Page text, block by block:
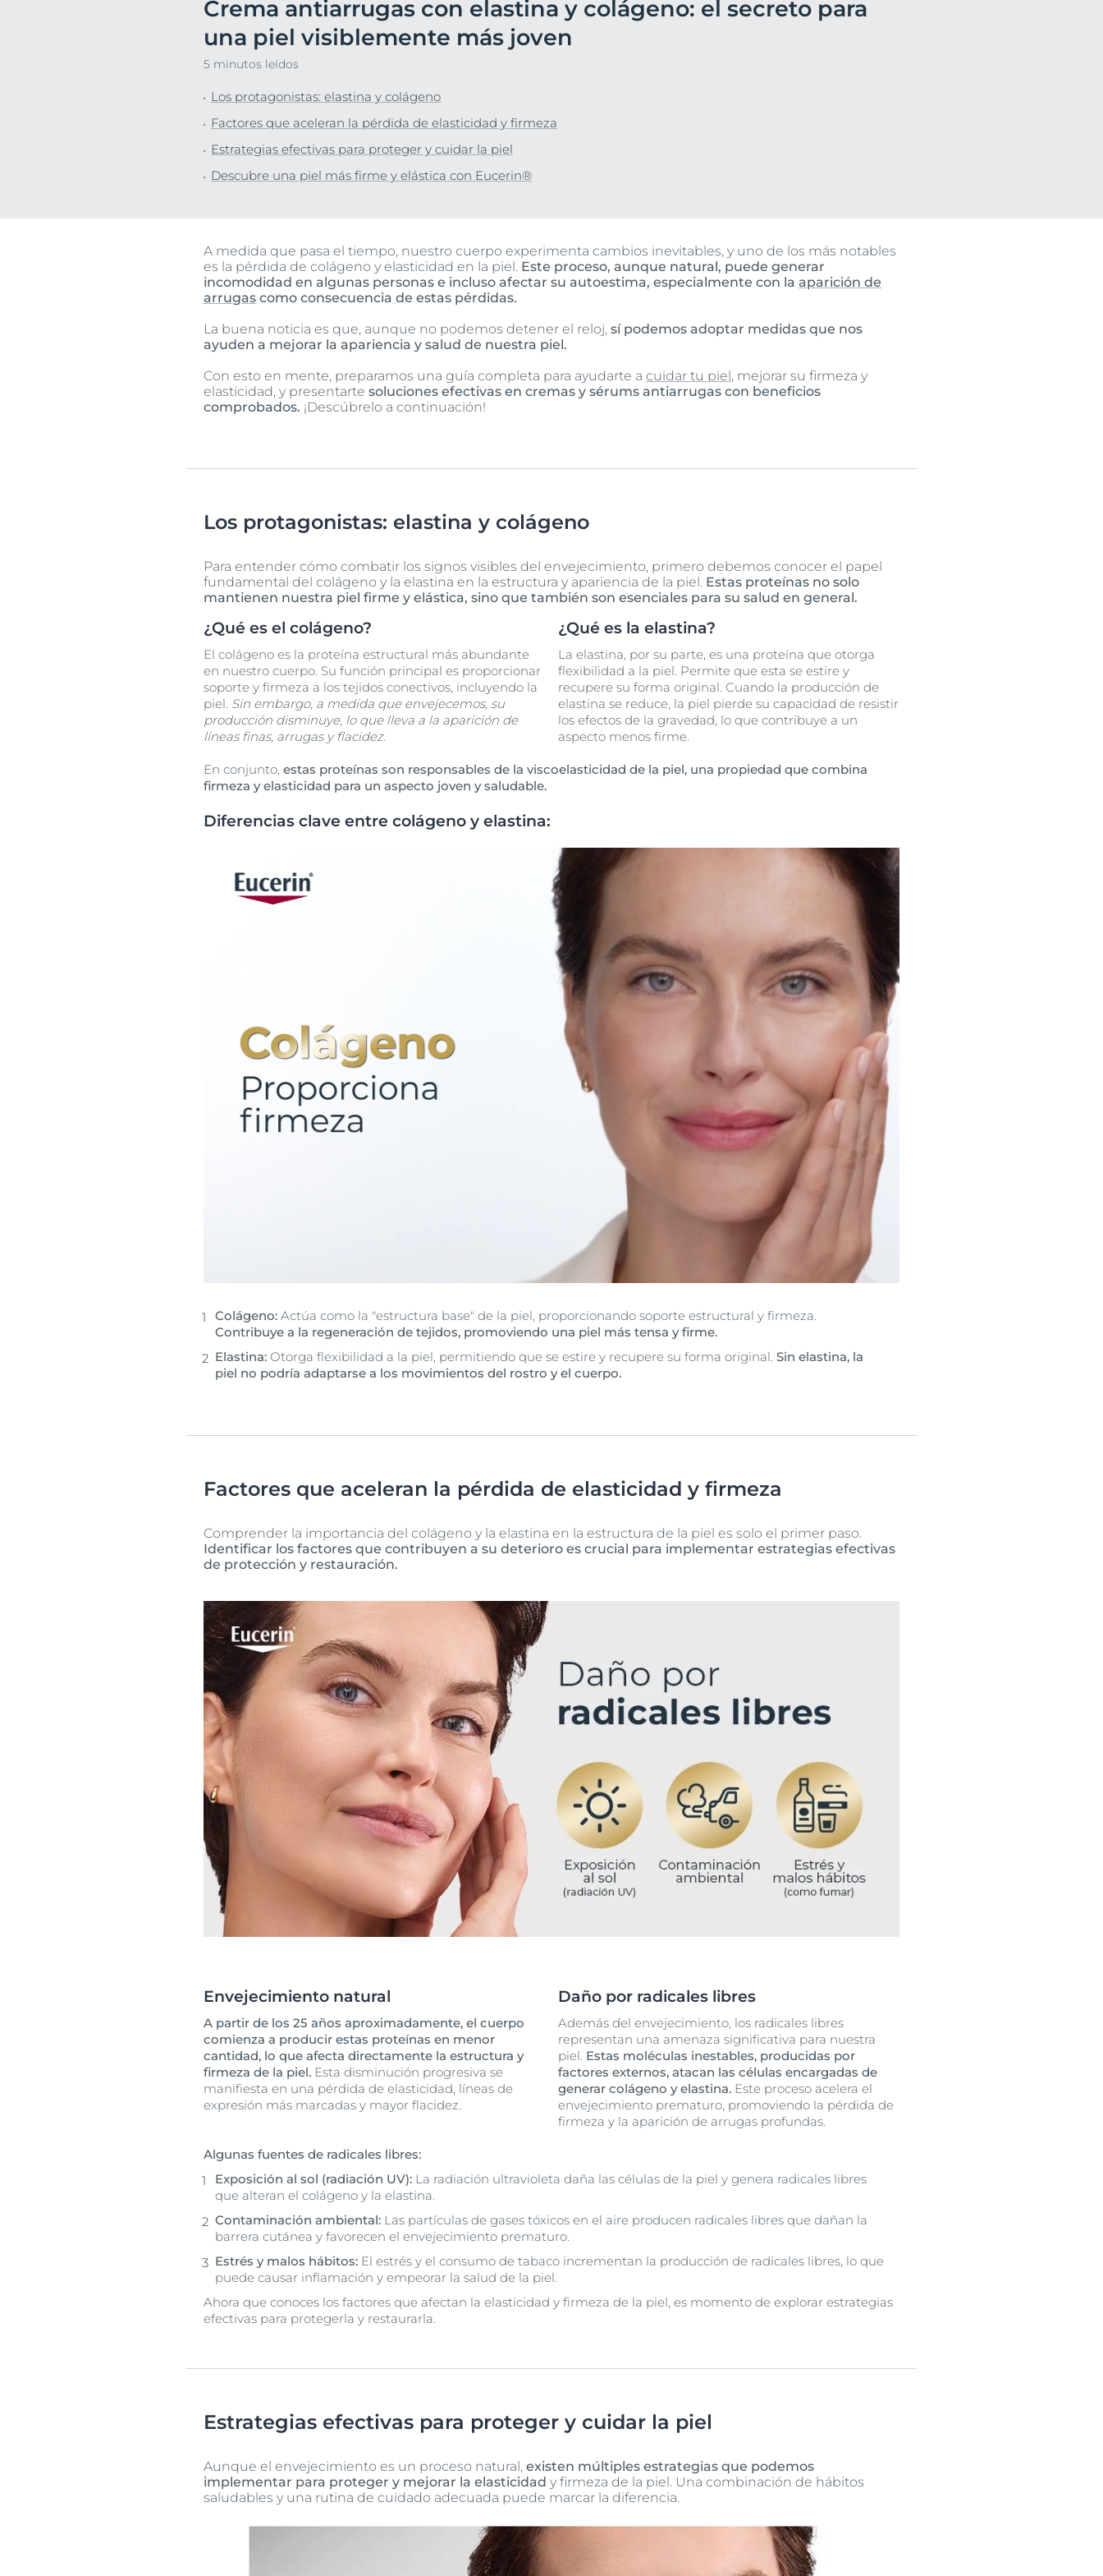
Protección Solar
Piel Grasa
Hiperpigmentación
Descubre Anti-Pigment
Nuestro compromiso
Crema antiarrugas con elastina y colágeno: el secreto para
una piel visiblemente más joven
5 minutos leídos
Los protagonistas: elastina y colágeno
Factores que aceleran la pérdida de elasticidad y firmeza
Estrategias efectivas para proteger y cuidar la piel
Descubre una piel más firme y elástica con Eucerin®
A medida que pasa el tiempo, nuestro cuerpo experimenta cambios inevitables, y uno de los más notables
es la pérdida de colágeno y elasticidad en la piel. Este proceso, aunque natural, puede generar
incomodidad en algunas personas e incluso afectar su autoestima, especialmente con la aparición de
arrugas como consecuencia de estas pérdidas.
La buena noticia es que, aunque no podemos detener el reloj, sí podemos adoptar medidas que nos
ayuden a mejorar la apariencia y salud de nuestra piel.
Con esto en mente, preparamos una guía completa para ayudarte a cuidar tu piel, mejorar su firmeza y
elasticidad, y presentarte soluciones efectivas en cremas y sérums antiarrugas con beneficios
comprobados. ¡Descúbrelo a continuación!
Los protagonistas: elastina y colágeno
Para entender cómo combatir los signos visibles del envejecimiento, primero debemos conocer el papel
fundamental del colágeno y la elastina en la estructura y apariencia de la piel. Estas proteínas no solo
mantienen nuestra piel firme y elástica, sino que también son esenciales para su salud en general.
¿Qué es el colágeno?
El colágeno es la proteína estructural más abundante
en nuestro cuerpo. Su función principal es proporcionar
soporte y firmeza a los tejidos conectivos, incluyendo la
piel. Sin embargo, a medida que envejecemos, su
producción disminuye, lo que lleva a la aparición de
líneas finas, arrugas y flacidez.
¿Qué es la elastina?
La elastina, por su parte, es una proteína que otorga
flexibilidad a la piel. Permite que esta se estire y
recupere su forma original. Cuando la producción de
elastina se reduce, la piel pierde su capacidad de resistir
los efectos de la gravedad, lo que contribuye a un
aspecto menos firme.
En conjunto, estas proteínas son responsables de la viscoelasticidad de la piel, una propiedad que combina
firmeza y elasticidad para un aspecto joven y saludable.
Diferencias clave entre colágeno y elastina:
Colágeno: Actúa como la "estructura base" de la piel, proporcionando soporte estructural y firmeza.
Contribuye a la regeneración de tejidos, promoviendo una piel más tensa y firme.
Elastina: Otorga flexibilidad a la piel, permitiendo que se estire y recupere su forma original. Sin elastina, la
piel no podría adaptarse a los movimientos del rostro y el cuerpo.
Factores que aceleran la pérdida de elasticidad y firmeza
Comprender la importancia del colágeno y la elastina en la estructura de la piel es solo el primer paso.
Identificar los factores que contribuyen a su deterioro es crucial para implementar estrategias efectivas
de protección y restauración.
Envejecimiento natural
A partir de los 25 años aproximadamente, el cuerpo
comienza a producir estas proteínas en menor
cantidad, lo que afecta directamente la estructura y
firmeza de la piel. Esta disminución progresiva se
manifiesta en una pérdida de elasticidad, líneas de
expresión más marcadas y mayor flacidez.
Daño por radicales libres
Además del envejecimiento, los radicales libres
representan una amenaza significativa para nuestra
piel. Estas moléculas inestables, producidas por
factores externos, atacan las células encargadas de
generar colágeno y elastina. Este proceso acelera el
envejecimiento prematuro, promoviendo la pérdida de
firmeza y la aparición de arrugas profundas.
Algunas fuentes de radicales libres:
Exposición al sol (radiación UV): La radiación ultravioleta daña las células de la piel y genera radicales libres
que alteran el colágeno y la elastina.
Contaminación ambiental: Las partículas de gases tóxicos en el aire producen radicales libres que dañan la
barrera cutánea y favorecen el envejecimiento prematuro.
Estrés y malos hábitos: El estrés y el consumo de tabaco incrementan la producción de radicales libres, lo que
puede causar inflamación y empeorar la salud de la piel.
Ahora que conoces los factores que afectan la elasticidad y firmeza de la piel, es momento de explorar estrategias
efectivas para protegerla y restaurarla.
Estrategias efectivas para proteger y cuidar la piel
Aunque el envejecimiento es un proceso natural, existen múltiples estrategias que podemos
implementar para proteger y mejorar la elasticidad y firmeza de la piel. Una combinación de hábitos
saludables y una rutina de cuidado adecuada puede marcar la diferencia.